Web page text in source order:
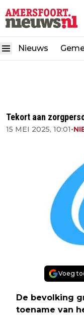
Nieuws
Tekort aan
15 MEI 2025, 10:01•
Voeg
De bevolking
toename van